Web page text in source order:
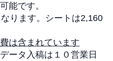
能です。
ります。シートは2,160
は含まれています
ータ入稿は１０営業日